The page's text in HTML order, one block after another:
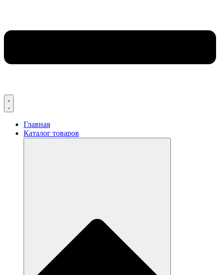
Главная
Каталог товаров